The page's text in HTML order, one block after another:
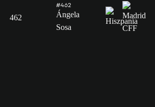
462
#462
Ángela
Sosa